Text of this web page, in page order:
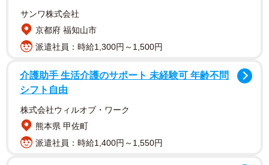
この課題に対し、中国は近年、多角的なアプローチを試
みてきた。2026年5月に北京で開催された中ロ首脳会談の
共同声明においては、豆満江を通じた日本海へのアクセス
を巡り、中ロ朝の3カ国による協議を継続していく方針が明
記された。ロシア側の同意に目処が立つ中、習近平氏が今
の鍵を握るもう一方の当事者である北朝鮮の協力を強く取
り付ける狙いがあったと考えられる。
サンワ株式会社
京都府 福知山市
派遣社員：時給1,300円～1,500円
介護助手 生活介護のサポート 未経験可 年齢不問
シフト自由
株式会社ウィルオブ・ワーク
熊本県 甲佐町
派遣社員：時給1,400円～1,550円